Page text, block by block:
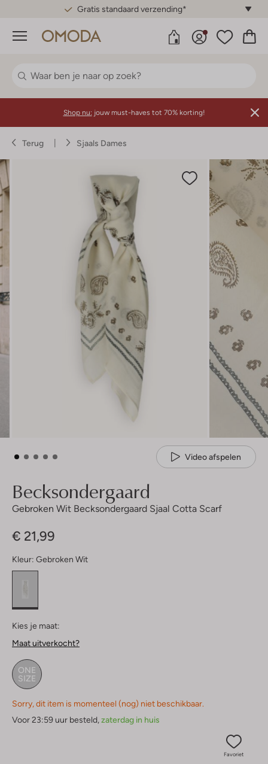
Gratis standaard verzending*
Menu
Shop nu: jouw must-haves tot 70% korting!
Terug Sjaals Dames
Video afspelen
Becksondergaard
Gebroken Wit Becksondergaard Sjaal Cotta Scarf
€ 21,99
Kleur: Gebroken Wit
Kies je maat:
Maat uitverkocht?
ONE
SIZE
Sorry, dit item is momenteel (nog) niet beschikbaar.
Voor 23:59 uur besteld,zaterdag in huis
Favoriet